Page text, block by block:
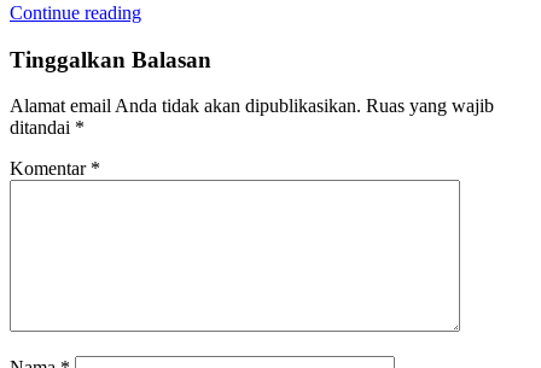
Continue reading
Tinggalkan Balasan
Alamat email Anda tidak akan dipublikasikan. Ruas yang wajib
ditandai *
Komentar *